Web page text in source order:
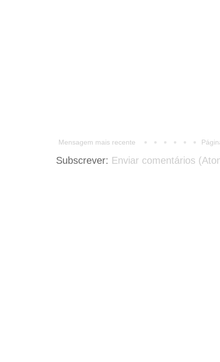
Mensagem mais recente
Subscrever: Enviar comentários